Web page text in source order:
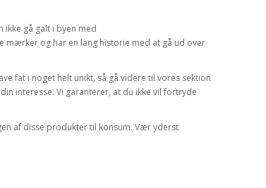
ikke gå galt i byen med
mærker og har en lang historie med at gå ud over
fat i noget helt unikt, så gå videre til vores sektion
interesse. Vi garanterer, at du ikke vil fortryde
af disse produkter til konsum. Vær yderst